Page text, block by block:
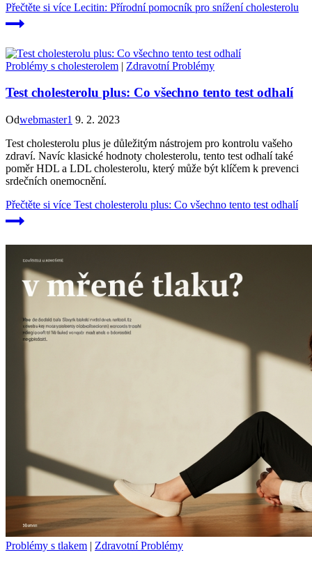
Přečtěte si více Lecitin: Přírodní pomocník pro snížení cholesterolu
Problémy s cholesterolem | Zdravotní Problémy
Test cholesterolu plus: Co všechno tento test odhalí
Odwebmaster1 9. 2. 2023
Test cholesterolu plus je důležitým nástrojem pro kontrolu vašeho
zdraví. Navíc klasické hodnoty cholesterolu, tento test odhalí také
poměr HDL a LDL cholesterolu, který může být klíčem k prevenci
srdečních onemocnění.
Přečtěte si více Test cholesterolu plus: Co všechno tento test odhalí
Problémy s tlakem | Zdravotní Problémy